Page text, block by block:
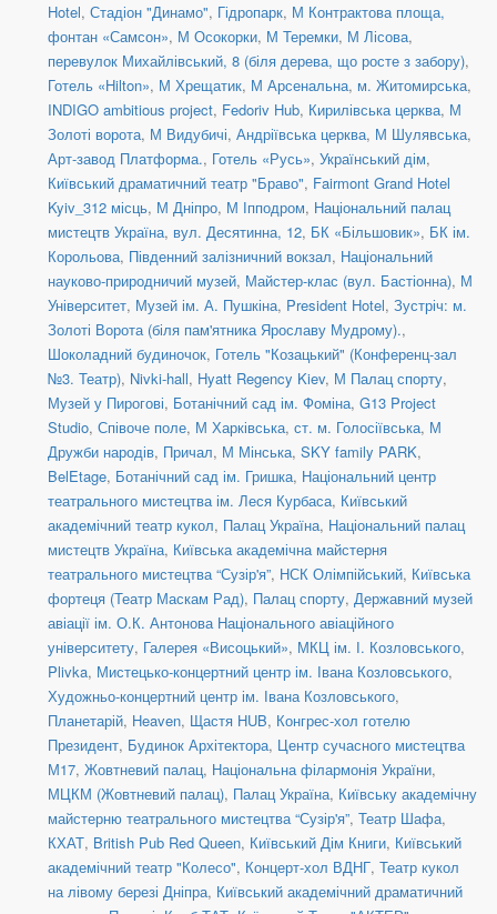
Hotel, Стадіон "Динамо", Гідропарк, М Контрактова площа,
фонтан «Самсон», М Осокорки, М Теремки, М Лісова,
перевулок Михайлівський, 8 (біля дерева, що росте з забору),
Готель «Hilton», М Хрещатик, М Арсенальна, м. Житомирська,
INDIGO ambitious project, Fedoriv Hub, Кирилівська церква, М
Золоті ворота, М Видубичі, Андріївська церква, М Шулявська,
Арт-завод Платформа., Готель «Русь», Український дім,
Київський драматичний театр "Браво", Fairmont Grand Hotel
Kyiv_312 місць, М Дніпро, М Іпподром, Національний палац
мистецтв Україна, вул. Десятинна, 12, БК «Більшовик», БК ім.
Корольова, Південний залізничний вокзал, Національний
науково-природничий музей, Майстер-клас (вул. Бастіонна), М
Університет, Музей ім. А. Пушкіна, President Hotel, Зустріч: м.
Золоті Ворота (біля пам'ятника Ярославу Мудрому).,
Шоколадний будиночок, Готель "Козацький" (Конференц-зал
№3. Театр), Nivki-hall, Hyatt Regency Kiev, М Палац спорту,
Музей у Пирогові, Ботанічний сад ім. Фоміна, G13 Project
Studio, Співоче поле, М Харківська, ст. м. Голосіївська, М
Дружби народів, Причал, М Мінська, SKY family PARK,
BelEtage, Ботанічний сад ім. Гришка, Національний центр
театрального мистецтва ім. Леся Курбаса, Київський
академічний театр кукол, Палац Україна, Національний палац
мистецтв Україна, Київська академічна майстерня
театрального мистецтва “Сузір'я”, НСК Олімпійський, Київська
фортеця (Театр Маскам Рад), Палац спорту, Державний музей
авіації ім. О.К. Антонова Національного авіаційного
університету, Галерея «Висоцький», МКЦ ім. І. Козловського,
Plivka, Мистецько-концертний центр ім. Івана Козловського,
Художньо-концертний центр ім. Івана Козловського,
Планетарій, Heaven, Щастя HUB, Конгрес-хол готелю
Президент, Будинок Архітектора, Центр сучасного мистецтва
М17, Жовтневий палац, Національна філармонія України,
МЦКМ (Жовтневий палац), Палац Україна, Київську академічну
майстерню театрального мистецтва “Сузір'я”, Театр Шафа,
КХАТ, British Pub Red Queen, Київський Дім Книги, Київський
академічний театр "Колесо", Концерт-хол ВДНГ, Театр кукол
на лівому березі Дніпра, Київський академічний драматичний